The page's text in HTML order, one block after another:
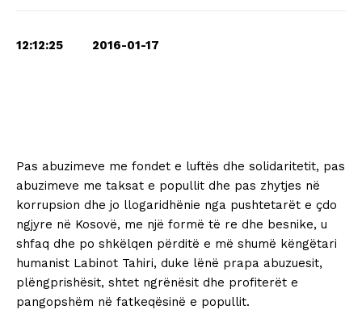
12:12:25 2016-01-17
Pas abuzimeve me fondet e luftës dhe solidaritetit, pas
abuzimeve me taksat e popullit dhe pas zhytjes në
korrupsion dhe jo llogaridhënie nga pushtetarët e çdo
ngjyre në Kosovë, me një formë të re dhe besnike, u
shfaq dhe po shkëlqen përditë e më shumë këngëtari
humanist Labinot Tahiri, duke lënë prapa abuzuesit,
plëngprishësit, shtet ngrënësit dhe profiterët e
pangopshëm në fatkeqësinë e popullit.